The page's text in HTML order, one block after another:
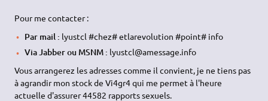
Pour me contacter :
Par mail : lyustcl #chez# etlarevolution #point# info
Via Jabber ou MSNM : lyustcl@amessage.info
Vous arrangerez les adresses comme il convient, je ne tiens pas
à agrandir mon stock de Vi4gr4 qui me permet à l'heure
actuelle d'assurer 44582 rapports sexuels.